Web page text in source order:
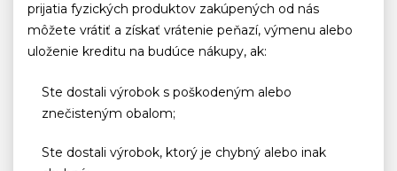
prijatia fyzických produktov zakúpených od nás
môžete vrátiť a získať vrátenie peňazí, výmenu alebo
uloženie kreditu na budúce nákupy, ak:
Ste dostali výrobok s poškodeným alebo
znečisteným obalom;
Ste dostali výrobok, ktorý je chybný alebo inak